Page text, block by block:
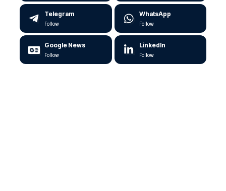
Telegram
Follow
WhatsApp
Follow
Google News
Follow
LinkedIn
Follow